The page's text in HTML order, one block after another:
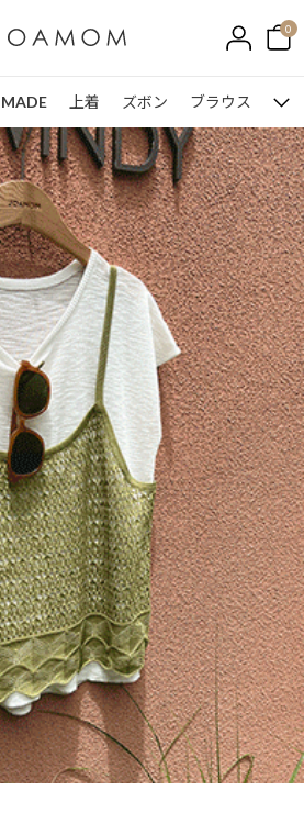
0
MADE 上着 ズボン ブラウス ワ